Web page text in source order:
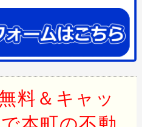
料＆キャッ